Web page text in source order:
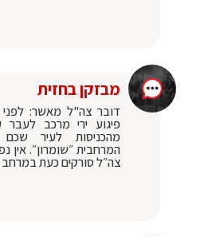
מבזקן בחזית
דובר צה"ל מאשר: לפני
פיגוע ירי מרכב
מהכניסות לעיר
המרחבית ״שומרון״. אין
צה״ל סורקים כעת במרחב